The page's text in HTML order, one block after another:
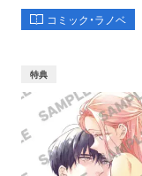
コミック・ラノベ
特典